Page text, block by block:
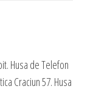
Husa de Telefon
Craciun 57. Husa